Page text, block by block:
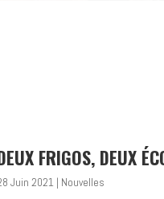
FRIGOS, DEUX
Juin 2021 | Nouvelles